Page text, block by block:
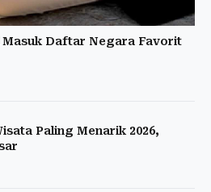
Masuk Daftar Negara Favorit
Paling Menarik 2026,